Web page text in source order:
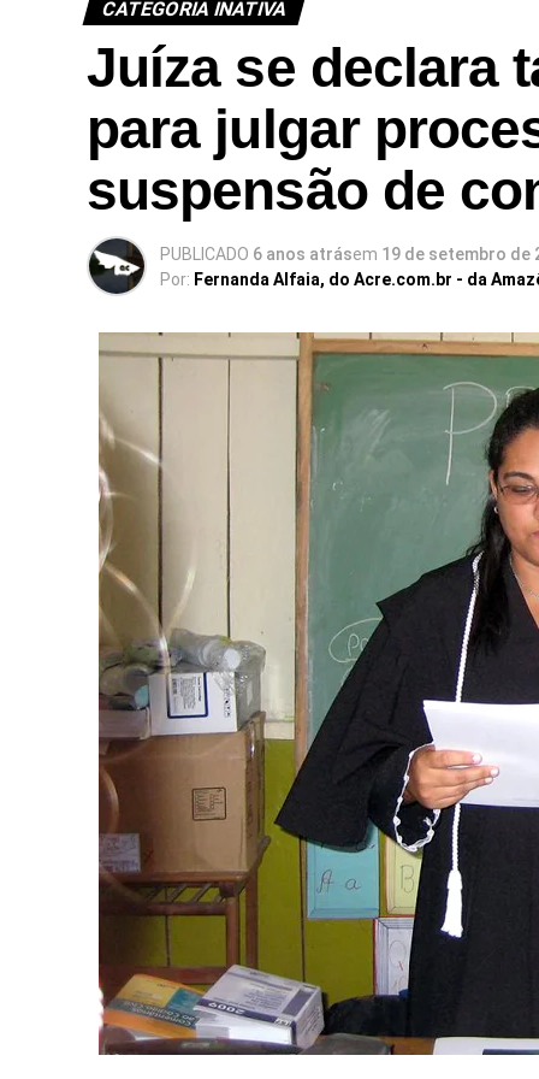
CATEGORIA INATIVA
Juíza se declara
para julgar
suspensão de
PUBLICADO 6 anos atrásem 19 de setembro de
Por: Fernanda Alfaia, do Acre.com.br - da